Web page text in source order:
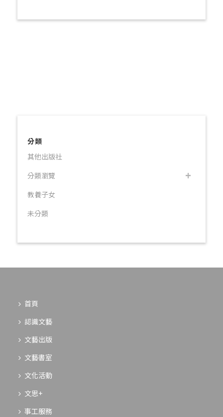
分類
其他出版社
分類瀏覽
教養子女
未分類
首頁
認識文藝
文藝出版
文藝書室
文化活動
文思+
事工服務